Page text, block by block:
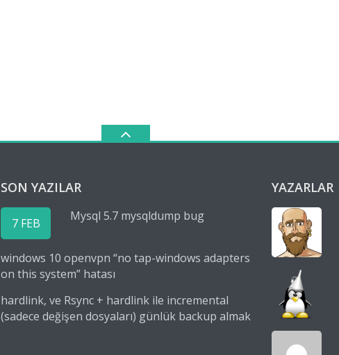
SON YAZILAR
7 FEB Mysql 5.7 mysqldump bug
windows 10 openvpn “no tap-windows adapters
on this system” hatası
hardlink, ve Rsync + hardlink ile incremental
(sadece değişen dosyaları) günlük backup almak
YAZARLAR